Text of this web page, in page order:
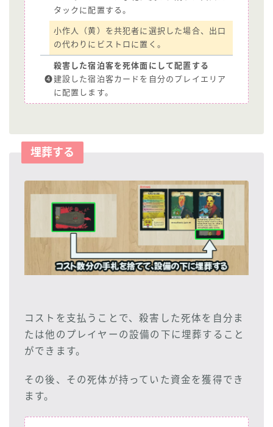
タックに配置する。
小作人（黄）を共犯者に選択した場合、出口
の代わりにビストロに置く。
❹
殺害した宿泊客を死体面にして配置する
建設した宿泊客カードを自分のプレイエリア
に配置します。
埋葬する
コストを支払うことで、殺害した死体を自分ま
たは他のプレイヤーの設備の下に埋葬すること
ができます。
その後、その死体が持っていた資金を獲得でき
ます。